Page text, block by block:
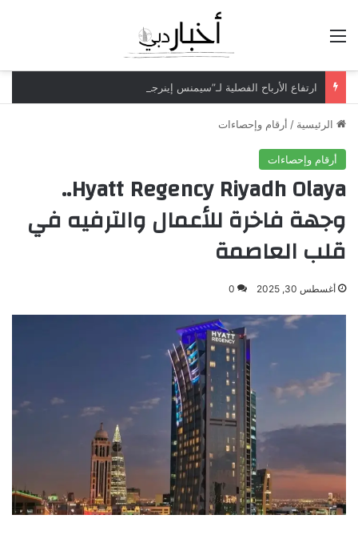
ارتفاع الأرباح الفصلية لـ”سيمنس إينرجي” بـ70% لتتجاوز مليار دولار
الرئيسية / أرقام وإحصاءات
أرقام وإحصاءات
Hyatt Regency Riyadh Olaya..
وجهة فاخرة للأعمال والترفيه في
قلب العاصمة
أغسطس 30, 2025 0